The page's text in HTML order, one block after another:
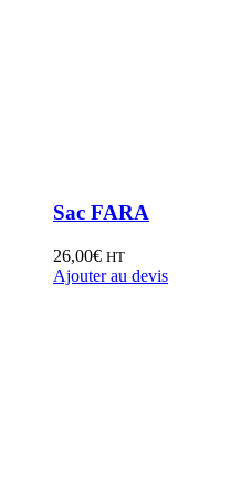
Sac FARA
26,00€ HT
Ajouter au devis